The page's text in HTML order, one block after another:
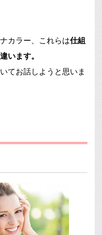
カラー、これらは仕組
います。
てお話しようと思いま